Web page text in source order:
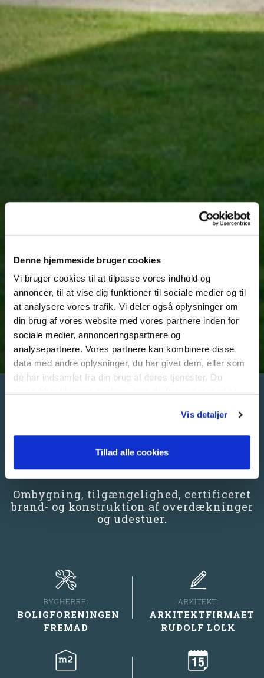
Denne hjemmeside bruger cookies
Vi bruger cookies til at tilpasse vores indhold og
annoncer, til at vise dig funktioner til sociale medier og til
at analysere vores trafik. Vi deler også oplysninger om
din brug af vores website med vores partnere inden for
sociale medier, annonceringspartnere og
analysepartnere. Vores partnere kan kombinere disse
data med andre oplysninger, du har givet dem, eller som
de har indsamlet fra din brug af deres tjenester. Du
Vis detaljer
Tillad alle cookies
REFERENCE FOR
DAB | BOLIGFORENINGEN
FREMAD AFD. 5 -
ÅHAVEN, ESBJERG
Ombygning, tilgængelighed, certificeret
brand- og konstruktion af overdækninger
og udestuer.
BYGHERRE:
BOLIGFORENINGEN
FREMAD
ARKITEKT:
ARKITEKTFIRMAET
RUDOLF LOLK